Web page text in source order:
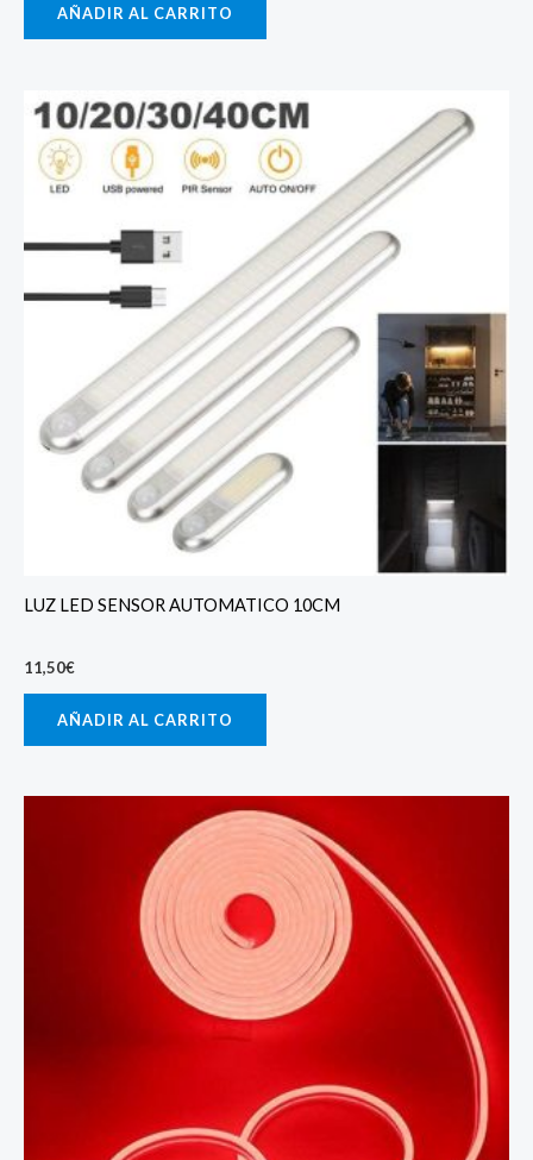
AÑADIR AL CARRITO
LUZ LED SENSOR AUTOMATICO 10CM
11,50€
AÑADIR AL CARRITO